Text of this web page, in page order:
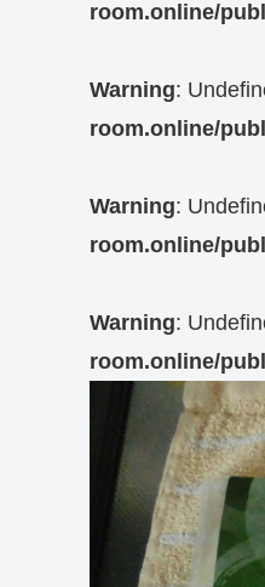
room.online/
Warning:
room.online/
Warning:
room.online/
Warning:
room.online/